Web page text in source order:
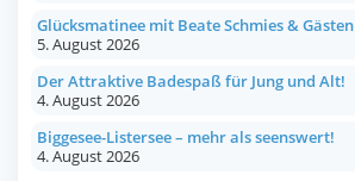
Glücksmatinee mit Beate Schmies & Gästen
5. August 2026
Der Attraktive Badespaß für Jung und Alt!
4. August 2026
Biggesee-Listersee – mehr als seenswert!
4. August 2026